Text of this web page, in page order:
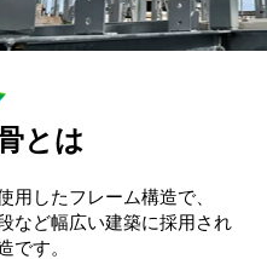
とは
用したフレーム構造で、
など幅広い建築に採用され
です。